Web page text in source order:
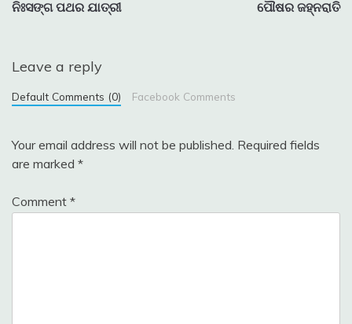
navigation
ନିଃସଙ୍ଗ ପଥର ଯାତ୍ରୀ ପୌଷର ଜହ୍ନରାତି
Leave a reply
Default Comments (0) Facebook Comments
Your email address will not be published. Required fields
are marked *
Comment *